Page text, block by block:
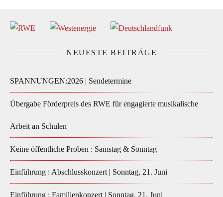
NEUESTE BEITRÄGE
SPANNUNGEN:2026 | Sendetermine
Übergabe Förderpreis des RWE für engagierte musikalische
Arbeit an Schulen
Keine öffentliche Proben : Samstag & Sonntag
Einführung : Abschlusskonzert | Sonntag, 21. Juni
Einführung : Familienkonzert | Sonntag, 21. Juni